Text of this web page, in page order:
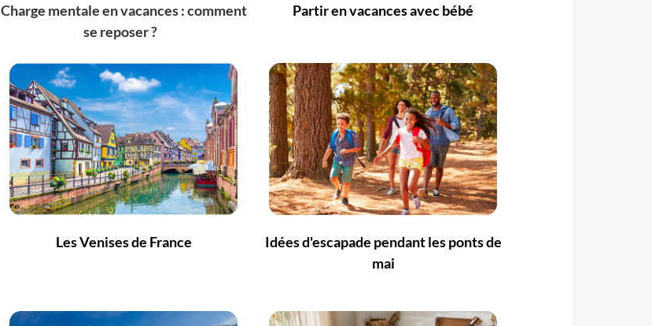
Charge mentale en vacances : comment
se reposer ?
Partir en vacances avec bébé
Les Venises de France
Idées d'escapade pendant les ponts de
mai